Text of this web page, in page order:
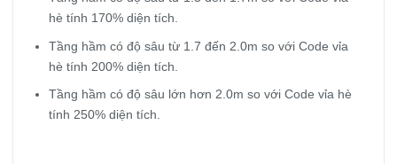
hè tính 170% diện tích.
Tầng hầm có độ sâu từ 1.7 đến 2.0m so với Code vỉa
hè tính 200% diện tích.
Tầng hầm có độ sâu lớn hơn 2.0m so với Code vỉa hè
tính 250% diện tích.